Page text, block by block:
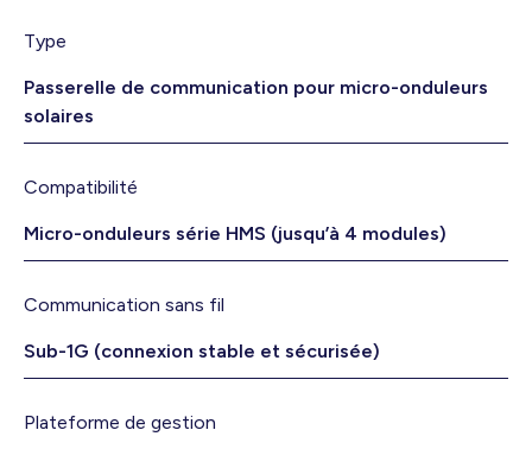
Type
Passerelle de communication pour micro-onduleurs
solaires
Compatibilité
Micro-onduleurs série HMS (jusqu’à 4 modules)
Communication sans fil
Sub-1G (connexion stable et sécurisée)
Plateforme de gestion